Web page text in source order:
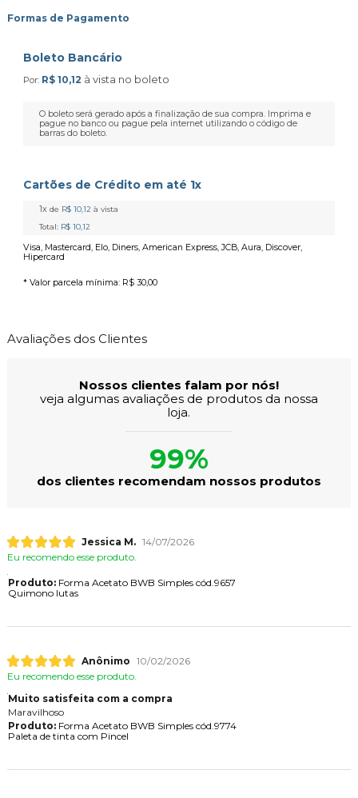
Formas de Pagamento
Boleto Bancário
Por: R$ 10,12 à vista no boleto
O boleto será gerado após a finalização de sua compra. Imprima e
pague no banco ou pague pela internet utilizando o código de
barras do boleto.
Cartões de Crédito em até 1x
1x de R$ 10,12 à vista
Total: R$ 10,12
Visa, Mastercard, Elo, Diners, American Express, JCB, Aura, Discover,
Hipercard
* Valor parcela mínima: R$ 30,00
Avaliações dos Clientes
Nossos clientes falam por nós!
veja algumas avaliações de produtos da nossa
loja.
99%
dos clientes recomendam nossos produtos
Jessica M. 14/07/2026
Eu recomendo esse produto.
Produto:Forma Acetato BWB Simples cód.9657
Quimono lutas
Anônimo 10/02/2026
Eu recomendo esse produto.
Muito satisfeita com a compra
Maravilhoso
Produto:Forma Acetato BWB Simples cód.9774
Paleta de tinta com Pincel